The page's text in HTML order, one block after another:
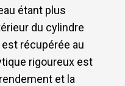
étant plus
du cylindre
récupérée au
rigoureux est
et la